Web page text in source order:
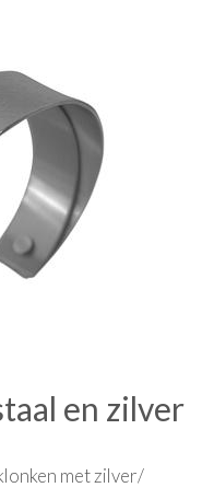
en zilver
met zilver/